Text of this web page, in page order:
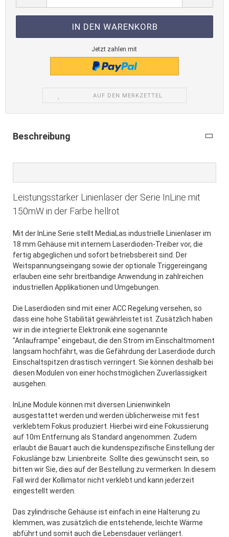
Jetzt zahlen mit
AUF DEN MERKZETTEL
Beschreibung
Leistungsstarker Linienlaser der Serie InLine mit
150mW in der Farbe hellrot
Mit der InLine Serie stellt MediaLas industrielle Linienlaser im
18 mm Gehäuse mit internem Laserdioden-Treiber vor, die
fertig abgeglichen und sofort betriebsbereit sind. Der
Weitspannungseingang sowie der optionale Triggereingang
erlauben eine sehr breitbandige Anwendung in zahlreichen
industriellen Applikationen und Umgebungen.
Die Laserdioden sind mit einer ACC Regelung versehen, so
dass eine hohe Stabilität gewährleistet ist. Zusätzlich haben
wir in die integrierte Elektronik eine sogenannte
"Anlauframpe" eingebaut, die den Strom im Einschaltmoment
langsam hochfährt, was die Gefährdung der Laserdiode durch
Einschaltspitzen drastisch verringert. Sie können deshalb bei
diesen Modulen von einer höchstmöglichen Zuverlässigkeit
ausgehen.
InLine Module können mit diversen Linienwinkeln
ausgestattet werden und werden üblicherweise mit fest
verklebtem Fokus produziert. Hierbei wird eine Fokussierung
auf 10m Entfernung als Standard angenommen. Zudem
erlaubt die Bauart auch die kundenspezifische Einstellung der
Fokuslänge bzw. Linienbreite. Sollte dies gewünscht sein, so
bitten wir Sie, dies auf der Bestellung zu vermerken. In diesem
Fall wird der Kollimator nicht verklebt und kann jederzeit
eingestellt werden.
Das zylindrische Gehäuse ist einfach in eine Halterung zu
klemmen, was zusätzlich die entstehende, leichte Wärme
abführt und somit auch die Lebensdauer verlängert.